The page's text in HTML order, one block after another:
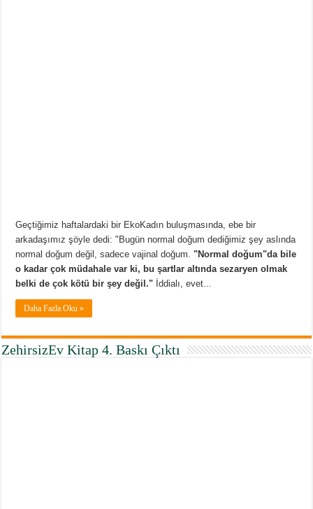
Geçtiğimiz haftalardaki bir EkoKadın buluşmasında, ebe bir
arkadaşımız şöyle dedi: "Bugün normal doğum dediğimiz şey aslında
normal doğum değil, sadece vajinal doğum."Normal doğum"da bile
o kadar çok müdahale var ki, bu şartlar altında sezaryen olmak
belki de çok kötü bir şey değil." İddialı, evet...
Daha Fazla Oku »
ZehirsizEv Kitap 4. Baskı Çıktı